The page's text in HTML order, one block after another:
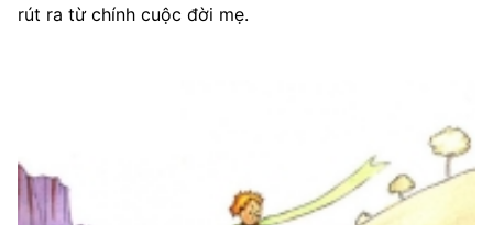
rút ra từ chính cuộc đời mẹ.